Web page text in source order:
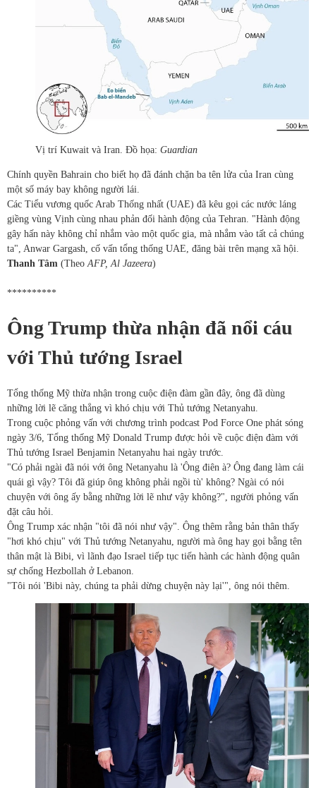
Vị trí Kuwait và Iran. Đồ họa: Guardian
Chính quyền Bahrain cho biết họ đã đánh chặn ba tên lửa của Iran cùng
một số máy bay không người lái.
Các Tiểu vương quốc Arab Thống nhất (UAE) đã kêu gọi các nước láng
giềng vùng Vịnh cùng nhau phản đối hành động của Tehran. "Hành động
gây hấn này không chỉ nhắm vào một quốc gia, mà nhắm vào tất cả chúng
ta", Anwar Gargash, cố vấn tổng thống UAE, đăng bài trên mạng xã hội.
Thanh Tâm (Theo AFP, Al Jazeera)
**********
Ông Trump thừa nhận đã nổi cáu
với Thủ tướng Israel
Tổng thống Mỹ thừa nhận trong cuộc điện đàm gần đây, ông đã dùng
những lời lẽ căng thẳng vì khó chịu với Thủ tướng Netanyahu.
Trong cuộc phỏng vấn với chương trình podcast Pod Force One phát sóng
ngày 3/6, Tổng thống Mỹ Donald Trump được hỏi về cuộc điện đàm với
Thủ tướng Israel Benjamin Netanyahu hai ngày trước.
"Có phải ngài đã nói với ông Netanyahu là 'Ông điên à? Ông đang làm cái
quái gì vậy? Tôi đã giúp ông không phải ngồi tù' không? Ngài có nói
chuyện với ông ấy bằng những lời lẽ như vậy không?", người phỏng vấn
đặt câu hỏi.
Ông Trump xác nhận "tôi đã nói như vậy". Ông thêm rằng bản thân thấy
"hơi khó chịu" với Thủ tướng Netanyahu, người mà ông hay gọi bằng tên
thân mật là Bibi, vì lãnh đạo Israel tiếp tục tiến hành các hành động quân
sự chống Hezbollah ở Lebanon.
"Tôi nói 'Bibi này, chúng ta phải dừng chuyện này lại'", ông nói thêm.